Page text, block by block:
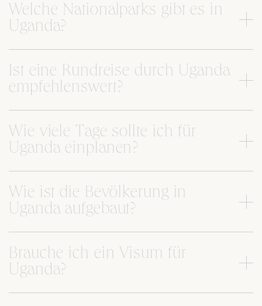
Welche Nationalparks gibt es in
Uganda?
Ist eine Rundreise durch Uganda
empfehlenswert?
Wie viele Tage sollte ich für
Uganda einplanen?
Wie ist die Bevölkerung in
Uganda aufgebaut?
Brauche ich ein Visum für
Uganda?